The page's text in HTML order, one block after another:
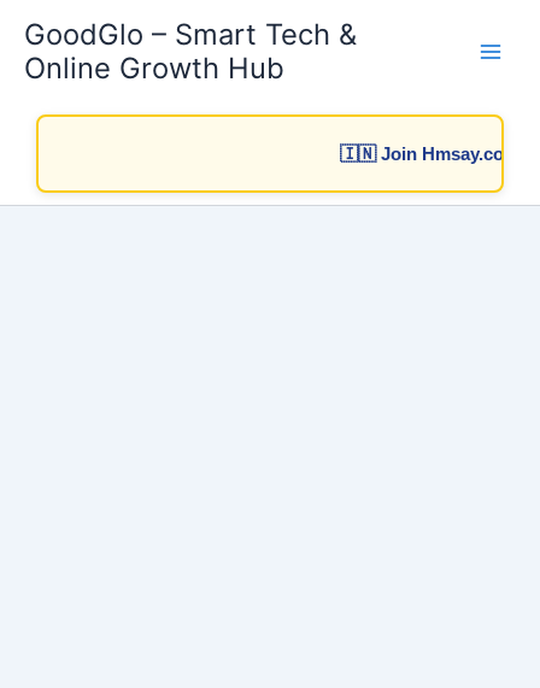
content
GoodGlo – Smart Tech &
Online Growth Hub